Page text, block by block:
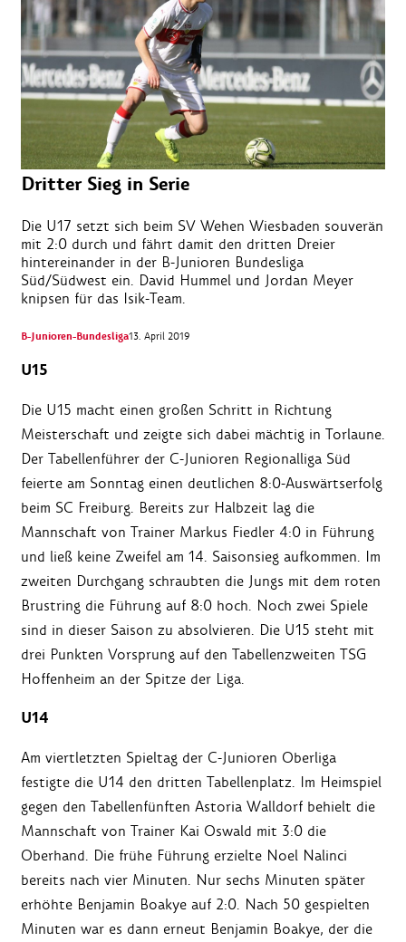
Dritter Sieg in Serie
Die U17 setzt sich beim SV Wehen Wiesbaden souverän
mit 2:0 durch und fährt damit den dritten Dreier
hintereinander in der B-Junioren Bundesliga
Süd/Südwest ein. David Hummel und Jordan Meyer
knipsen für das Isik-Team.
B-Junioren-Bundesliga13. April 2019
U15
Die U15 macht einen großen Schritt in Richtung
Meisterschaft und zeigte sich dabei mächtig in Torlaune.
Der Tabellenführer der C-Junioren Regionalliga Süd
feierte am Sonntag einen deutlichen 8:0-Auswärtserfolg
beim SC Freiburg. Bereits zur Halbzeit lag die
Mannschaft von Trainer Markus Fiedler 4:0 in Führung
und ließ keine Zweifel am 14. Saisonsieg aufkommen. Im
zweiten Durchgang schraubten die Jungs mit dem roten
Brustring die Führung auf 8:0 hoch. Noch zwei Spiele
sind in dieser Saison zu absolvieren. Die U15 steht mit
drei Punkten Vorsprung auf den Tabellenzweiten TSG
Hoffenheim an der Spitze der Liga.
U14
Am viertletzten Spieltag der C-Junioren Oberliga
festigte die U14 den dritten Tabellenplatz. Im Heimspiel
gegen den Tabellenfünften Astoria Walldorf behielt die
Mannschaft von Trainer Kai Oswald mit 3:0 die
Oberhand. Die frühe Führung erzielte Noel Nalinci
bereits nach vier Minuten. Nur sechs Minuten später
erhöhte Benjamin Boakye auf 2:0. Nach 50 gespielten
Minuten war es dann erneut Benjamin Boakye, der die